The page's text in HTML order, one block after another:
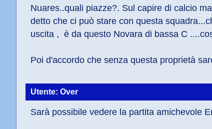
Nuares..quali piazze?. Sul capire di calcio
detto che ci può stare con questa
uscita ,  è da questo Novara di bassa C
Poi d'accordo che senza questa proprietà
Utente: Over
Sarà possibile vedere la partita amichevole